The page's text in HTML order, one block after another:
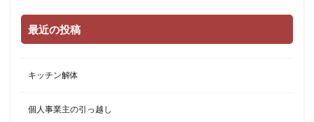
最近の投稿
キッチン解体
個人事業主の引っ越し